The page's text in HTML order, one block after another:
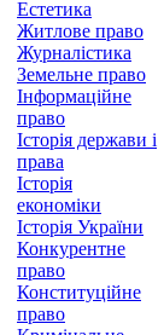
Естетика
Житлове право
Журналістика
Земельне право
Інформаційне
право
Історія держави і
права
Історія
економіки
Історія України
Конкурентне
право
Конституційне
право